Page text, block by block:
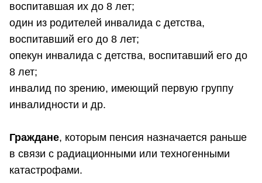
воспитавшая их до 8 лет;
один из родителей инвалида с детства,
воспитавший его до 8 лет;
опекун инвалида с детства, воспитавший его до
8 лет;
инвалид по зрению, имеющий первую группу
инвалидности и др.
Граждане, которым пенсия назначается раньше
в связи с радиационными или техногенными
катастрофами.